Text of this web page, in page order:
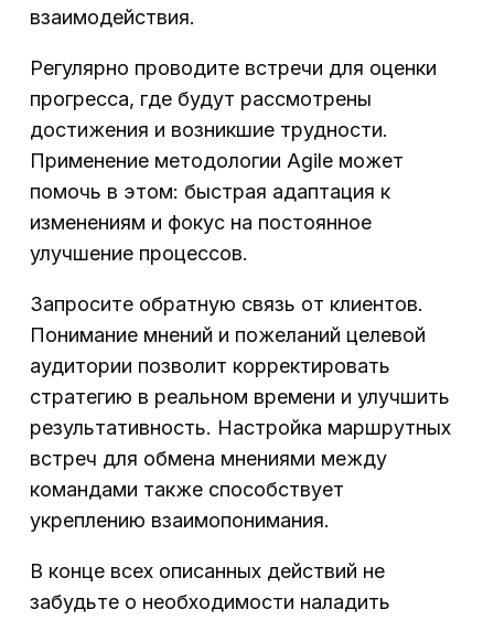
взаимодействия.
Регулярно проводите встречи для оценки
прогресса, где будут рассмотрены
достижения и возникшие трудности.
Применение методологии Agile может
помочь в этом: быстрая адаптация к
изменениям и фокус на постоянное
улучшение процессов.
Запросите обратную связь от клиентов.
Понимание мнений и пожеланий целевой
аудитории позволит корректировать
стратегию в реальном времени и улучшить
результативность. Настройка маршрутных
встреч для обмена мнениями между
командами также способствует
укреплению взаимопонимания.
В конце всех описанных действий не
забудьте о необходимости наладить